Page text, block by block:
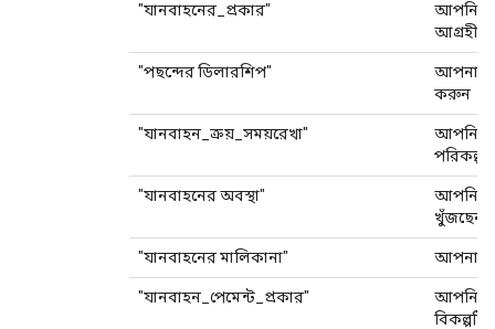
"যানবাহনের_প্রকার"
আপনি
আগ্রহী?
"পছন্দের ডিলারশিপ"
আপনার
করুন
"যানবাহন_ক্রয়_সময়রেখা"
আপনি
"যানবাহনের অবস্থা"
আপনি কী
খুঁজছেন?
"যানবাহনের মালিকানা" আপনার
"যানবাহন_পেমেন্ট_প্রকার"
আপনি